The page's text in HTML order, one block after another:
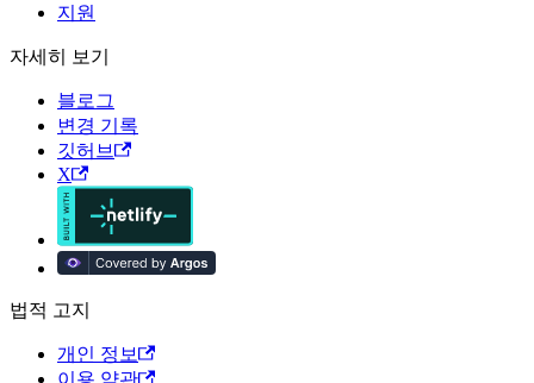
지원
자세히 보기
블로그
변경 기록
깃허브
X
법적 고지
개인 정보